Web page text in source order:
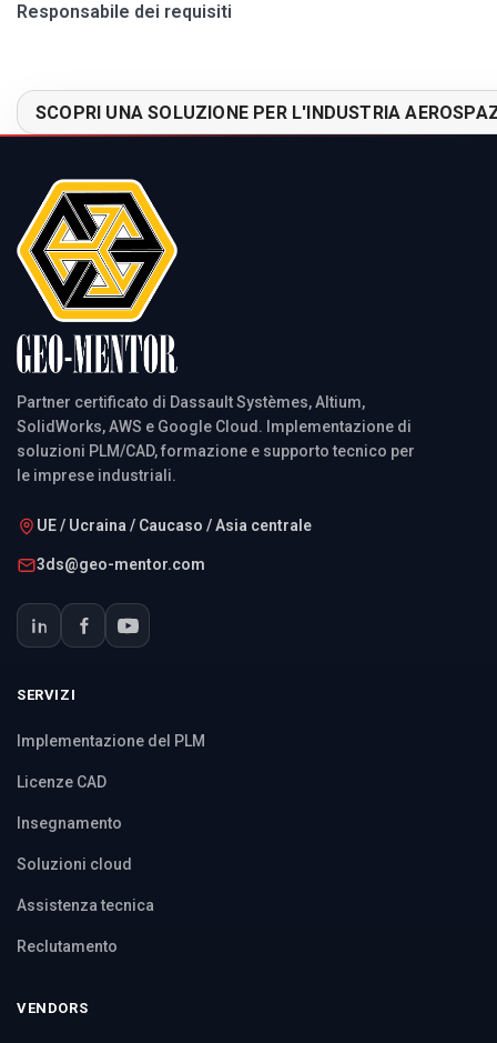
Responsabile dei requisiti
SCOPRI UNA SOLUZIONE PER L'INDUSTRIA
Partner certificato di Dassault Systèmes, Altium,
SolidWorks, AWS e Google Cloud. Implementazione di
soluzioni PLM/CAD, formazione e supporto tecnico per
le imprese industriali.
UE / Ucraina / Caucaso / Asia centrale
3ds@geo-mentor.com
SERVIZI
Implementazione del PLM
Licenze CAD
Insegnamento
Soluzioni cloud
Assistenza tecnica
Reclutamento
VENDORS